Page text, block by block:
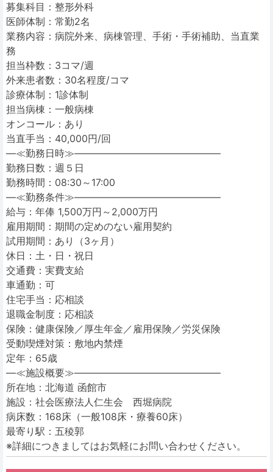
募集科目：整形外科
医師体制：常勤2名
業務内容：病院外来、病棟管理、手術・手術補助、当直業
務
担当枠数：3コマ/週
外来患者数：30名程度/コマ
診療体制：1診体制
担当病棟：一般病棟
オンコール：あり
当直手当：40,000円/回
―≪勤務日時≫―――――――――――――――
勤務日数：週５日
勤務時間：08:30～17:00
―≪勤務条件≫―――――――――――――――
給与：年俸 1,500万円～2,000万円
雇用期間：期間の定めのない雇用契約
試用期間：あり（3ヶ月）
休日：土・日・祝日
交通費：実費支給
車通勤：可
住宅手当：応相談
退職金制度：応相談
保険：健康保険／厚生年金／雇用保険／労災保険
受動喫煙対策：敷地内禁煙
定年：65歳
―≪施設概要≫―――――――――――――――
所在地：北海道 函館市
施設：社会医療法人仁生会 西堀病院
病床数：168床（一般108床・療養60床）
最寄り駅：五稜郭
※詳細につきましてはお気軽にお問い合わせください。